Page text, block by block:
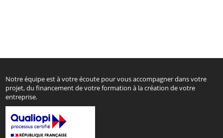
Notre équipe est à votre écoute pour vous accompagner dans votre
projet, du financement de votre formation à la création de votre
entreprise.